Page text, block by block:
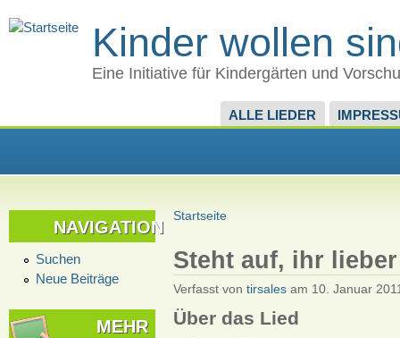
Kinder wollen
Eine Initiative für Kindergärten und
ALLE LIEDER
NAVIGATION
Suchen
Neue Beiträge
MEHR
Startseite
Steht auf, ihr
Verfasst von tirsalesam 10. Januar
Über das Lied